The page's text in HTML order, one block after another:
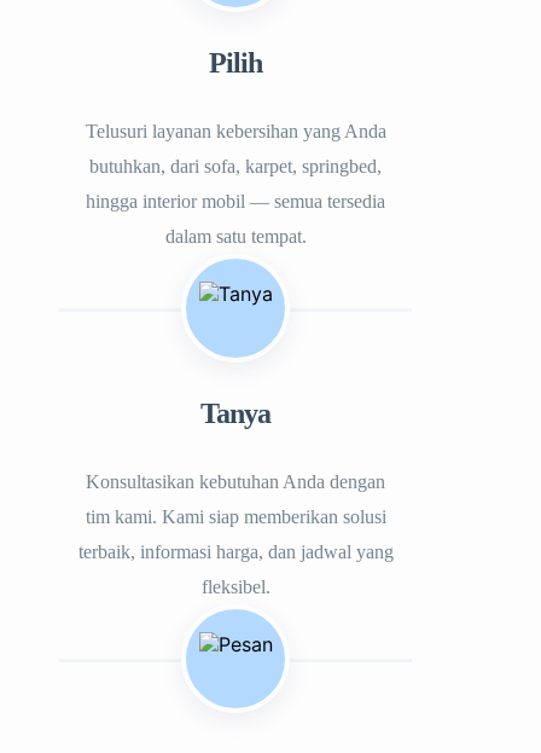
Pilih
Telusuri layanan kebersihan yang Anda
butuhkan, dari sofa, karpet, springbed,
hingga interior mobil — semua tersedia
dalam satu tempat.
Tanya
Konsultasikan kebutuhan Anda dengan
tim kami. Kami siap memberikan solusi
terbaik, informasi harga, dan jadwal yang
fleksibel.